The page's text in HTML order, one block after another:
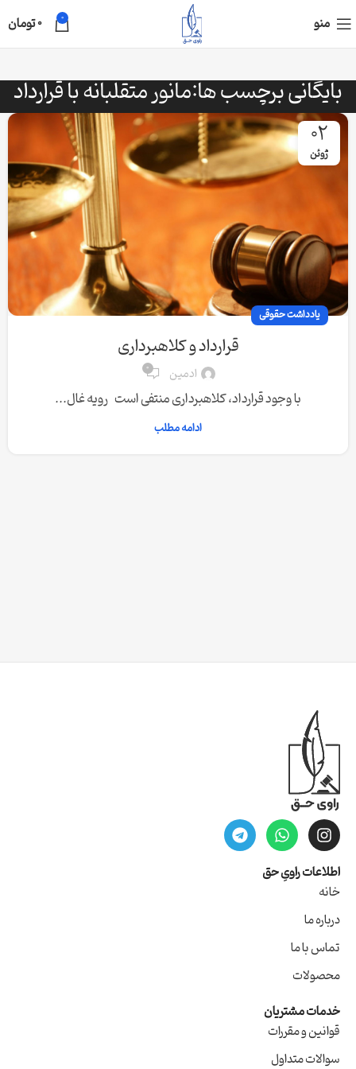
منو 0
0تومان
بایگانی برچسب ها:مانور متقلبانه با قرارداد
02
ژوئن
یادداشت حقوقی
قرارداد و کلاهبرداری
ادمین 0
با وجود قرارداد، کلاهبرداری منتفی است رویه غال...
ادامه مطلب
اطلاعات راویِ حق
خانه
درباره ما
تماس با ما
محصولات
خدمات مشتریان
قوانین و مقررات
سوالات متداول